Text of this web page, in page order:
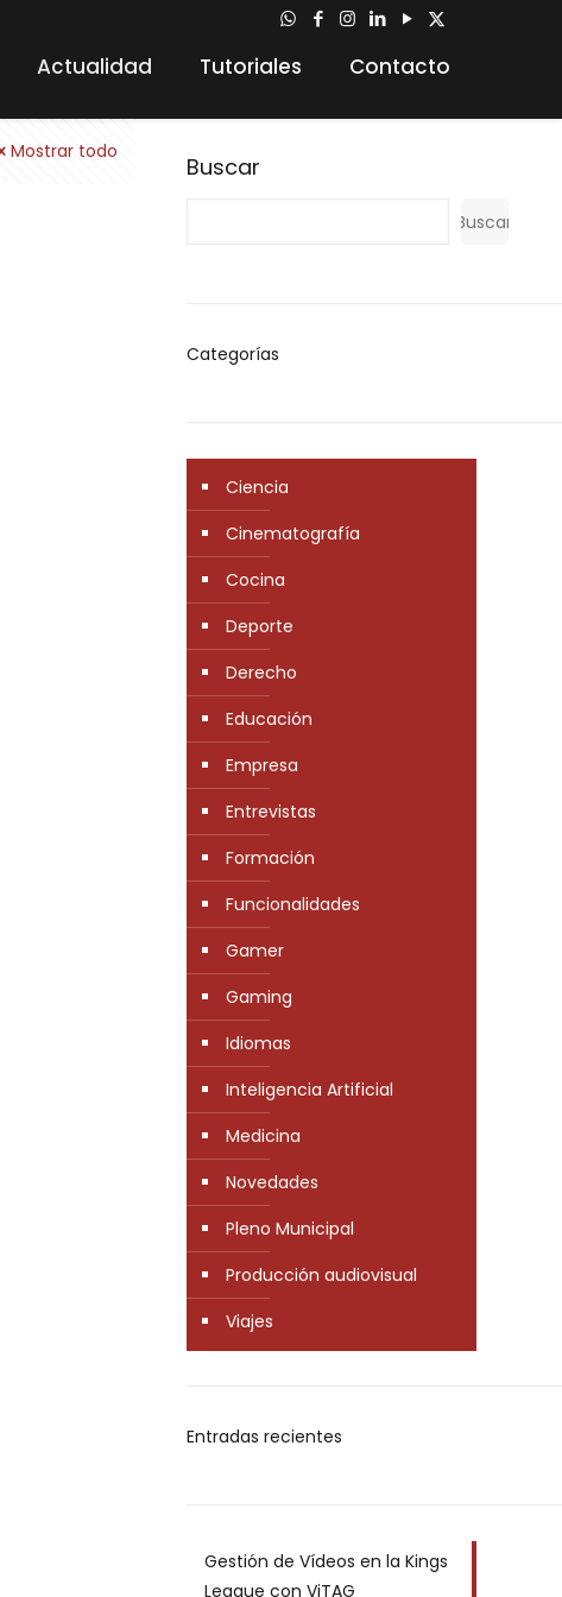
Actualidad Tutoriales Contacto
Mostrar todo
Buscar
Buscar
Categorías
Ciencia
Cinematografía
Cocina
Deporte
Derecho
Educación
Empresa
Entrevistas
Formación
Funcionalidades
Gamer
Gaming
Idiomas
Inteligencia Artificial
Medicina
Novedades
Pleno Municipal
Producción audiovisual
Viajes
Entradas recientes
Gestión de Vídeos en la Kings
League con ViTAG